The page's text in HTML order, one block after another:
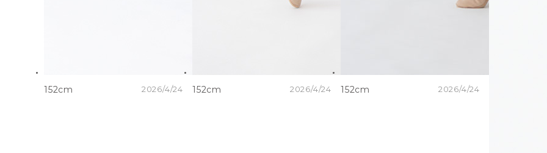
152cm 2026/4/24 152cm 2026/4/24 152cm 2026/4/24